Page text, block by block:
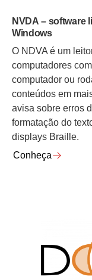
NVDA – software
Windows
O NDVA é um
computadores
computador ou
conteúdos em
avisa sobre erros
formatação do
displays Braille.
Conheça